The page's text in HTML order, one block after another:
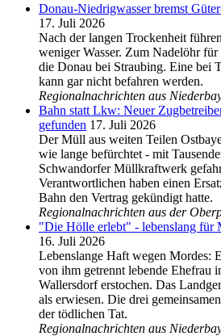
Donau-Niedrigwasser bremst
17. Juli 2026
Nach der langen Trockenheit
weniger Wasser. Zum Nadelöhr
die Donau bei Straubing. Eine bei
kann gar nicht befahren werden.
Regionalnachrichten aus
Bahn statt Lkw: Neuer
gefunden 17. Juli 2026
Der Müll aus weiten Teilen
wie lange befürchtet - mit
Schwandorfer Müllkraftwerk
Verantwortlichen haben einen
Bahn den Vertrag gekündigt hatte.
Regionalnachrichten aus der
"Die Hölle erlebt" - lebenslang für
16. Juli 2026
Lebenslange Haft wegen Mordes:
von ihm getrennt lebende Ehefrau
Wallersdorf erstochen. Das
als erwiesen. Die drei
der tödlichen Tat.
Regionalnachrichten aus